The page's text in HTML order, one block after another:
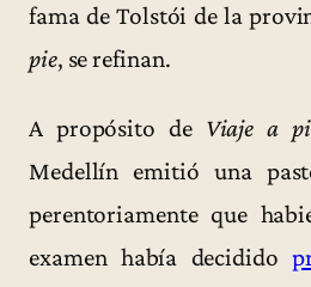
fama de Tolstói de la
pie, se refinan.
A propósito de Viaje a
Medellín emitió una
perentoriamente que
examen había decidido